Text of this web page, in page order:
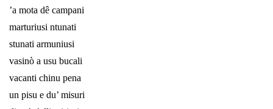
’a mota dê campani
marturiusi ntunati
stunati armuniusi
vasinò a usu bucali
vacanti chinu pena
un pisu e du’ misuri